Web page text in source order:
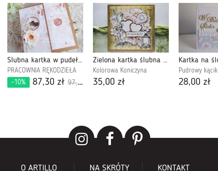
Ślubna kartka w pudełku 1065
PRACOWNIA RĘKODZIEŁA
-10%
87,30 zł 97,00 zł
Zielona kartka ślubna w stylu boho, 105
Kolorowa Koniczyna
35,00 zł
Pudrowy kącik
28,00 zł
O ARTILLO NA SKRÓTY KONTAKT